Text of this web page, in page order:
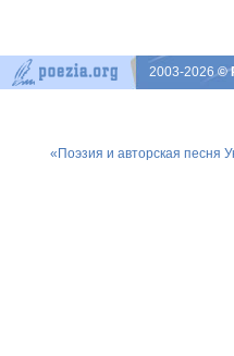
2003-2026©
«Поэзия и авторская песня